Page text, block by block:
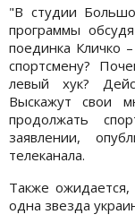
"В студии
программы
поединка Кличко
спортсмену?
левый хук?
Выскажут свои
продолжать
заявлении,
телеканала.
Также
одна звезда